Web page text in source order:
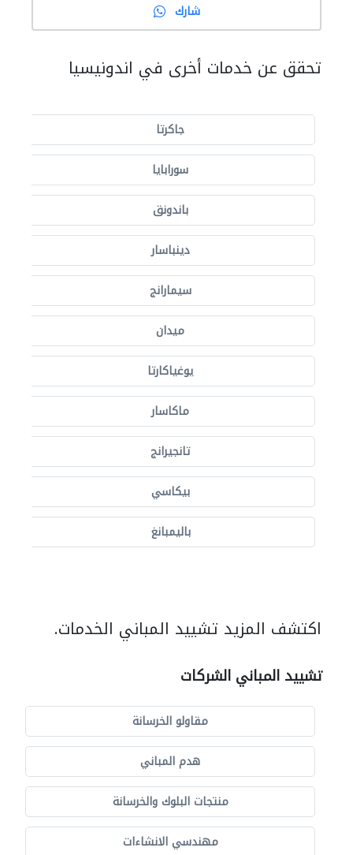
شارك
تحقق عن خدمات أخرى في اندونيسيا
جاكرتا
سورابايا
باندونق
دينباسار
سيمارانج
ميدان
يوغياكارتا
ماكاسار
تانجيرانج
بيكاسي
باليمبانغ
اكتشف المزيد تشييد المباني الخدمات.
تشييد المباني الشركات
مقاولو الخرسانة
هدم المباني
منتجات البلوك والخرسانة
مهندسي الانشاءات